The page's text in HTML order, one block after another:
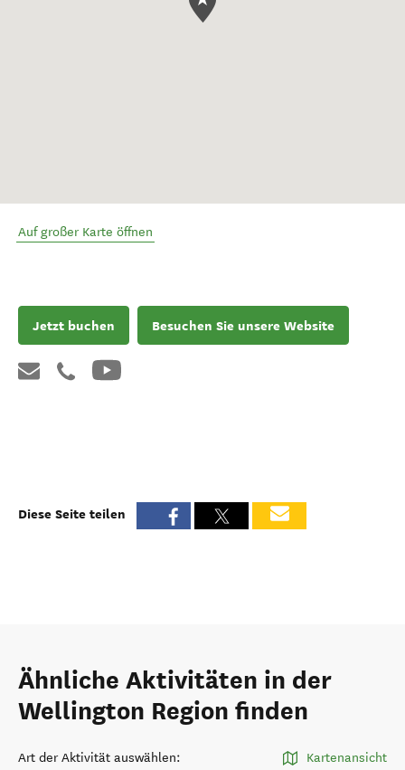
Auf großer Karte öffnen
Jetzt buchen Besuchen Sie unsere Website
Diese Seite teilen
Ähnliche Aktivitäten in der
Wellington Region finden
Art der Aktivität auswählen: Kartenansicht